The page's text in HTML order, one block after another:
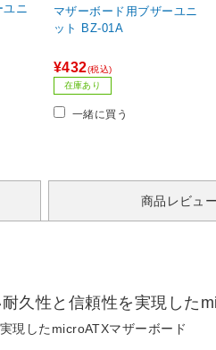
ニ
マザーボード用ブザーユニ
ット BZ-01A
¥432(税込)
在庫あり
一緒に買う
商品レビュー
久性と信頼性を実現した
現したmicroATXマザーボード